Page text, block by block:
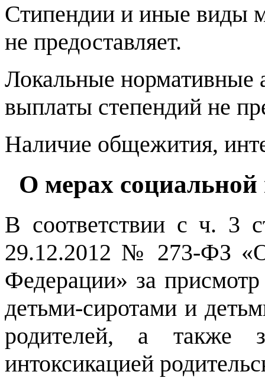
Стипендии и иные виды
не предоставляет.
Локальные нормативные
выплаты степендий не
Наличие общежития,
О мерах
В соответствии с ч. 3
29.12.2012 № 273-ФЗ
Федерации» за
детьми-сиротами и
родителей, а также
интоксикацией